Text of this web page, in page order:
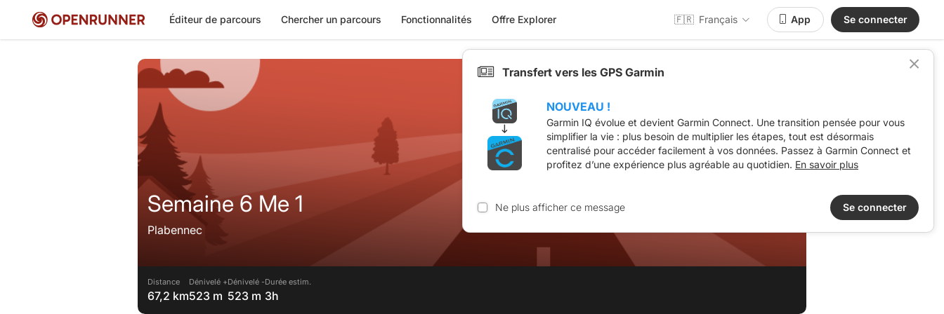
Éditeur de parcours Chercher un parcours Fonctionnalités Offre Explorer 🇫🇷 Français App Se connecter
Semaine 6 Me 1
Plabennec
Distance
67,2 km
Dénivelé +
523 m
Dénivelé -
523 m
Durée estim.
3h
Transfert vers les GPS Garmin
NOUVEAU !
Garmin IQ évolue et devient Garmin Connect. Une transition pensée pour vous
simplifier la vie : plus besoin de multiplier les étapes, tout est désormais
centralisé pour accéder facilement à vos données. Passez à Garmin Connect et
profitez d’une expérience plus agréable au quotidien. En savoir plus
Ne plus afficher ce message Se connecter